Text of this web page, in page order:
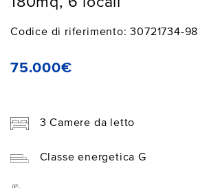
Codice di riferimento: 30721734-98
75.000€
3 Camere da letto
Classe energetica G